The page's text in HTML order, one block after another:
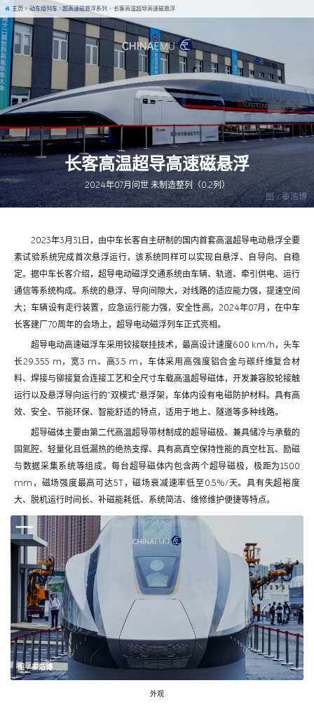
图 / 秦浩博
长客高温超导高速磁悬浮
2024年07月问世 未制造整列（0.2列）
主页 动车组列车 超高速磁悬浮系列 长客高温超导高速磁悬浮
2023年3月31日，由中车长客自主研制的国内首套高温超导电动悬浮全要
素试验系统完成首次悬浮运行，该系统同样可以实现自悬浮、自导向、自稳
定。据中车长客介绍，超导电动磁浮交通系统由车辆、轨道、牵引供电、运行
通信等系统构成。系统的悬浮、导向间隙大，对线路的适应能力强，提速空间
大；车辆设有走行装置，应急运行能力强，安全性高。2024年07月，在中车
长客建厂70周年的会场上，超导电动磁浮列车正式亮相。
超导电动高速磁浮车采用铰接联挂技术，最高设计速度600 km/h，头车
长29.355 m，宽3 m、高3.5 m，车体采用高强度铝合金与碳纤维复合材
料、焊接与铆接复合连接工艺和全尺寸车载高温超导磁体，开发兼容胶轮接触
运行以及悬浮导向运行的“双模式”悬浮架，车体内设有电磁防护材料。具有高
效、安全、节能环保、智能舒适的特点，适用于地上、隧道等多种线路。
超导磁体主要由第二代高温超导带材制成的超导磁极、兼具储冷与承载的
固氮腔、轻量化且低漏热的绝热支撑、具有高真空保持性能的真空杜瓦、励磁
与数据采集系统等组成。每台超导磁体内包含两个超导磁极，极距为1500
mm，磁场强度最高可达5T，磁场衰减速率低至0.5%/天。具有失超裕度
大、脱机运行时间长、补磁能耗低、系统简洁、维修维护便捷等特点。
图 / 秦浩博
外观